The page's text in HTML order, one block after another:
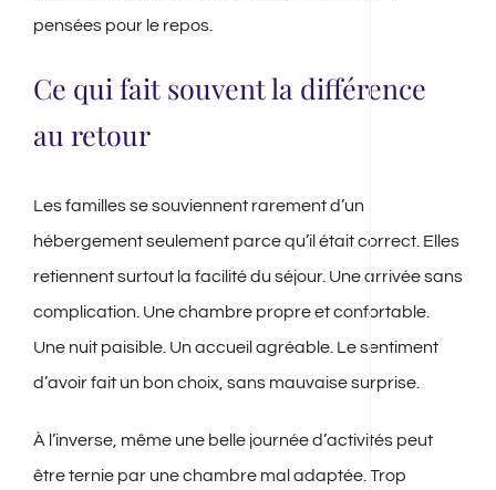
pensées pour le repos.
Ce qui fait souvent la différence
au retour
Les familles se souviennent rarement d’un
hébergement seulement parce qu’il était correct. Elles
retiennent surtout la facilité du séjour. Une arrivée sans
complication. Une chambre propre et confortable.
Une nuit paisible. Un accueil agréable. Le sentiment
d’avoir fait un bon choix, sans mauvaise surprise.
À l’inverse, même une belle journée d’activités peut
être ternie par une chambre mal adaptée. Trop